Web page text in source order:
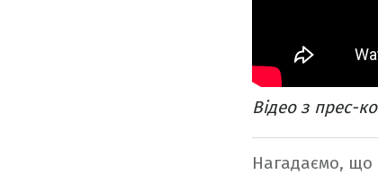
Відео з прес-
Нагадаємо, що